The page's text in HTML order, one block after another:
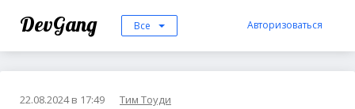
DevGang Все Авторизоваться
22.08.2024 в 17:49 Тим Тоуди